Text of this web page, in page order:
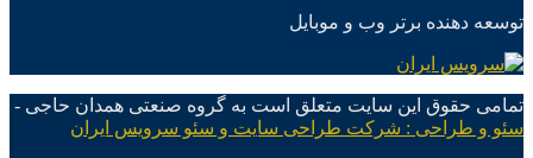
توسعه دهنده برتر وب و موبایل
تمامی حقوق این سایت متعلق است به گروه صنعتی همدان حاجی -
سئو و طراحی : شرکت طراحی سایت و سئو سرویس ایران